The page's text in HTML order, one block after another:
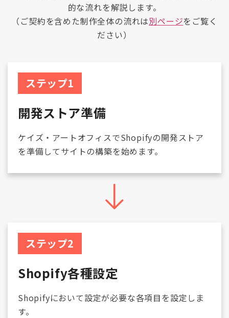
的な流れを解説します。
（ご契約を含めた制作全体の流れは別ページをご覧く
ださい）
ステップ1
開発ストア準備
ケイズ・アートオフィスでShopifyの開発ストア
を準備してサイトの構築を始めます。
ステップ2
Shopify各種設定
Shopifyにおいて設定が必要な各項目を設定しま
す。